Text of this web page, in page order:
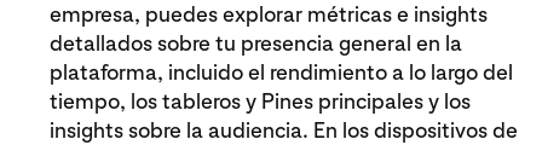
empresa, puedes explorar métricas e insights
detallados sobre tu presencia general en la
plataforma, incluido el rendimiento a lo largo del
tiempo, los tableros y Pines principales y los
insights sobre la audiencia. En los dispositivos de